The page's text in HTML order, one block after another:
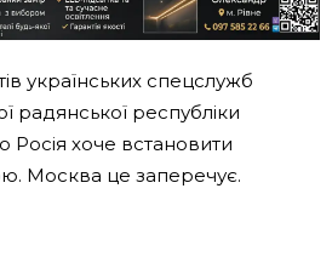
українських спецслужб
радянської республіки
хоче встановити
Москва це заперечує.